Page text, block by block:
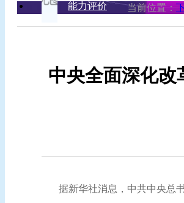
能力评价 当前位置：
中央全面深化改
据新华社消息，中共中央总